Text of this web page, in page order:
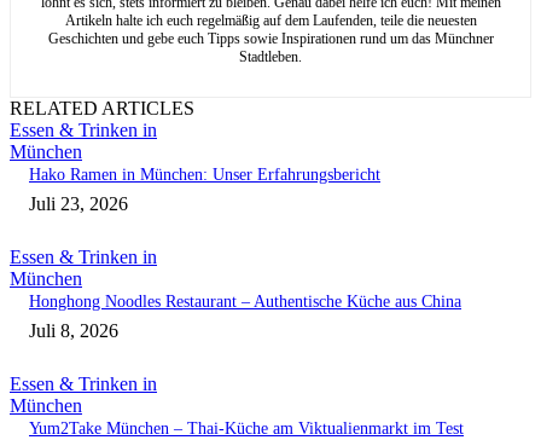
Artikeln halte ich euch regelmäßig auf dem Laufenden, teile die neuesten
Geschichten und gebe euch Tipps sowie Inspirationen rund um das Münchner
Stadtleben.
RELATED ARTICLES
Essen & Trinken in
München
Hako Ramen in München: Unser Erfahrungsbericht
Juli 23, 2026
Essen & Trinken in
München
Honghong Noodles Restaurant – Authentische Küche aus China
Juli 8, 2026
Essen & Trinken in
München
Yum2Take München – Thai-Küche am Viktualienmarkt im Test